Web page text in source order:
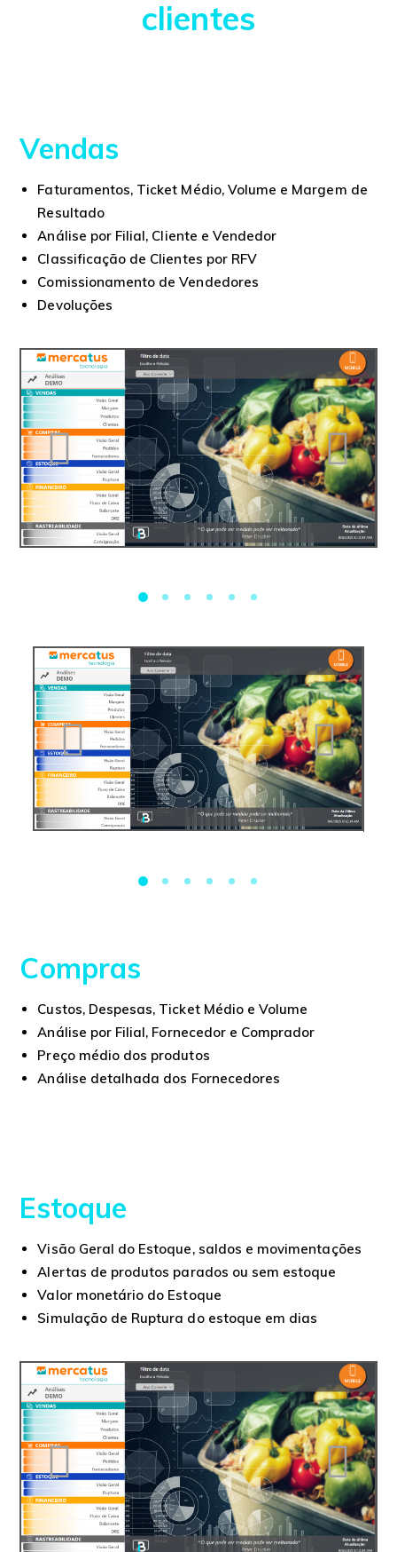
clientes
Vendas
Faturamentos, Ticket Médio, Volume e Margem de
Resultado
Análise por Filial, Cliente e Vendedor
Classificação de Clientes por RFV
Comissionamento de Vendedores
Devoluções
Compras
Custos, Despesas, Ticket Médio e Volume
Análise por Filial, Fornecedor e Comprador
Preço médio dos produtos
Análise detalhada dos Fornecedores
Estoque
Visão Geral do Estoque, saldos e movimentações
Alertas de produtos parados ou sem estoque
Valor monetário do Estoque
Simulação de Ruptura do estoque em dias